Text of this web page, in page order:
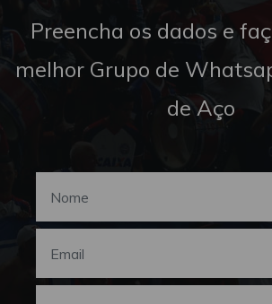
Preencha os dados e
melhor Grupo de
de Aço